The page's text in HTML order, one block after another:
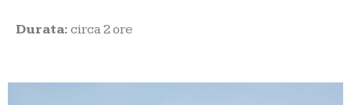
Durata: circa 2 ore